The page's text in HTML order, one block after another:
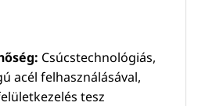
Csúcstechnológiás,
acél felhasználásával,
tesz